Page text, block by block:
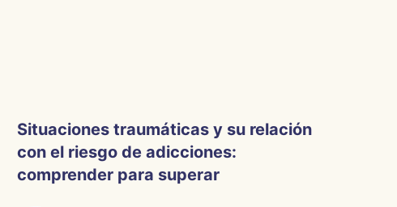
Situaciones traumáticas y su relación
con el riesgo de adicciones:
comprender para superar